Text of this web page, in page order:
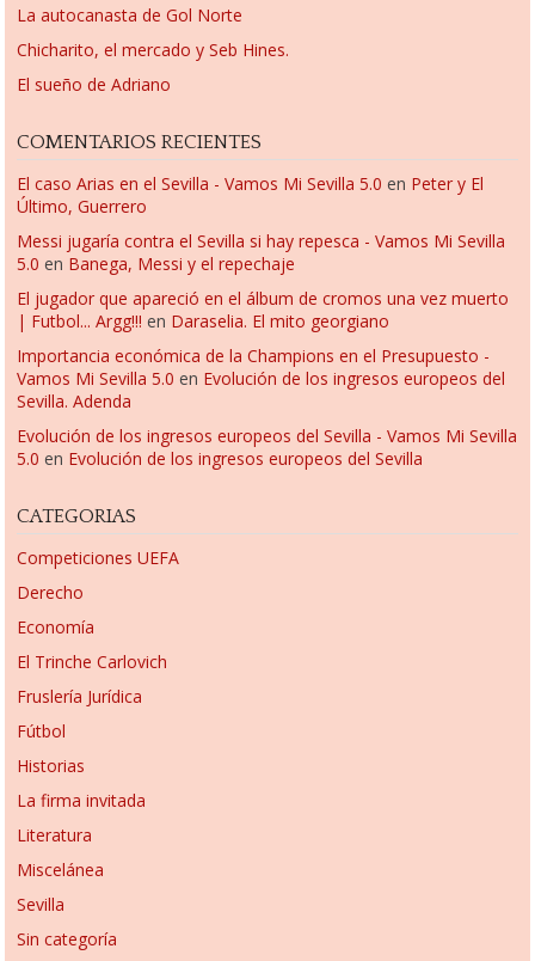
La autocanasta de Gol Norte
Chicharito, el mercado y Seb Hines.
El sueño de Adriano
COMENTARIOS RECIENTES
El caso Arias en el Sevilla - Vamos Mi Sevilla 5.0 en Peter y El
Último, Guerrero
Messi jugaría contra el Sevilla si hay repesca - Vamos Mi Sevilla
5.0 en Banega, Messi y el repechaje
El jugador que apareció en el álbum de cromos una vez muerto
| Futbol... Argg!!! en Daraselia. El mito georgiano
Importancia económica de la Champions en el Presupuesto -
Vamos Mi Sevilla 5.0 en Evolución de los ingresos europeos del
Sevilla. Adenda
Evolución de los ingresos europeos del Sevilla - Vamos Mi Sevilla
5.0 en Evolución de los ingresos europeos del Sevilla
CATEGORIAS
Competiciones UEFA
Derecho
Economía
El Trinche Carlovich
Fruslería Jurídica
Fútbol
Historias
La firma invitada
Literatura
Miscelánea
Sevilla
Sin categoría